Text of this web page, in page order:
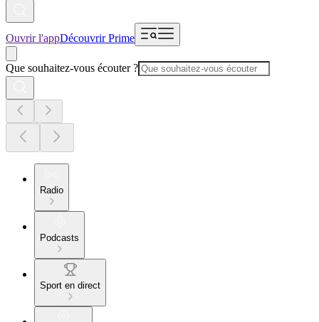
Ouvrir l'appDécouvrir Prime
Que souhaitez-vous écouter ?
Radio
Podcasts
Sport en direct